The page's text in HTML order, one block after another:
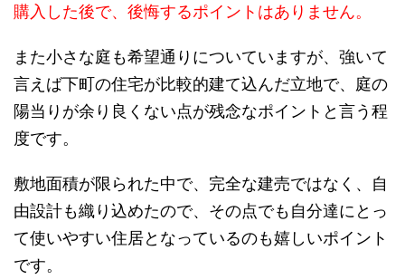
購入した後で、後悔するポイントはありません。
また小さな庭も希望通りについていますが、強いて
言えば下町の住宅が比較的建て込んだ立地で、庭の
陽当りが余り良くない点が残念なポイントと言う程
度です。
敷地面積が限られた中で、完全な建売ではなく、自
由設計も織り込めたので、その点でも自分達にとっ
て使いやすい住居となっているのも嬉しいポイント
です。